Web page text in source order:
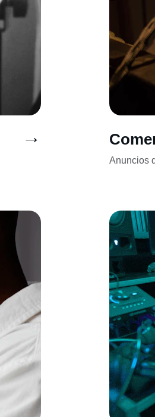
Anuncios
→